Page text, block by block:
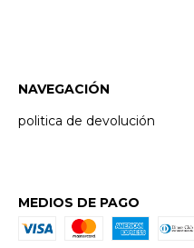
NAVEGACIÓN
politica de devolución
MEDIOS DE PAGO